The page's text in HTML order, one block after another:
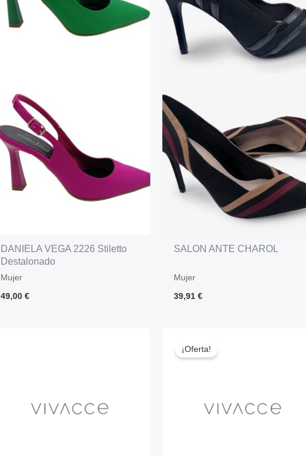
DANIELA VEGA 2226 Stiletto
Destalonado
Mujer
49,00€
SALON ANTE CHAROL
Mujer
39,91 €
¡Oferta!
precio
original